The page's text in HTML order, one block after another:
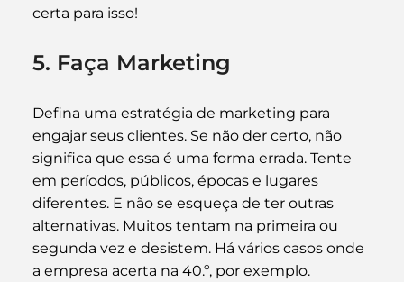
certa para isso!
5. Faça Marketing
Defina uma estratégia de marketing para
engajar seus clientes. Se não der certo, não
significa que essa é uma forma errada. Tente
em períodos, públicos, épocas e lugares
diferentes. E não se esqueça de ter outras
alternativas. Muitos tentam na primeira ou
segunda vez e desistem. Há vários casos onde
a empresa acerta na 40.º, por exemplo.